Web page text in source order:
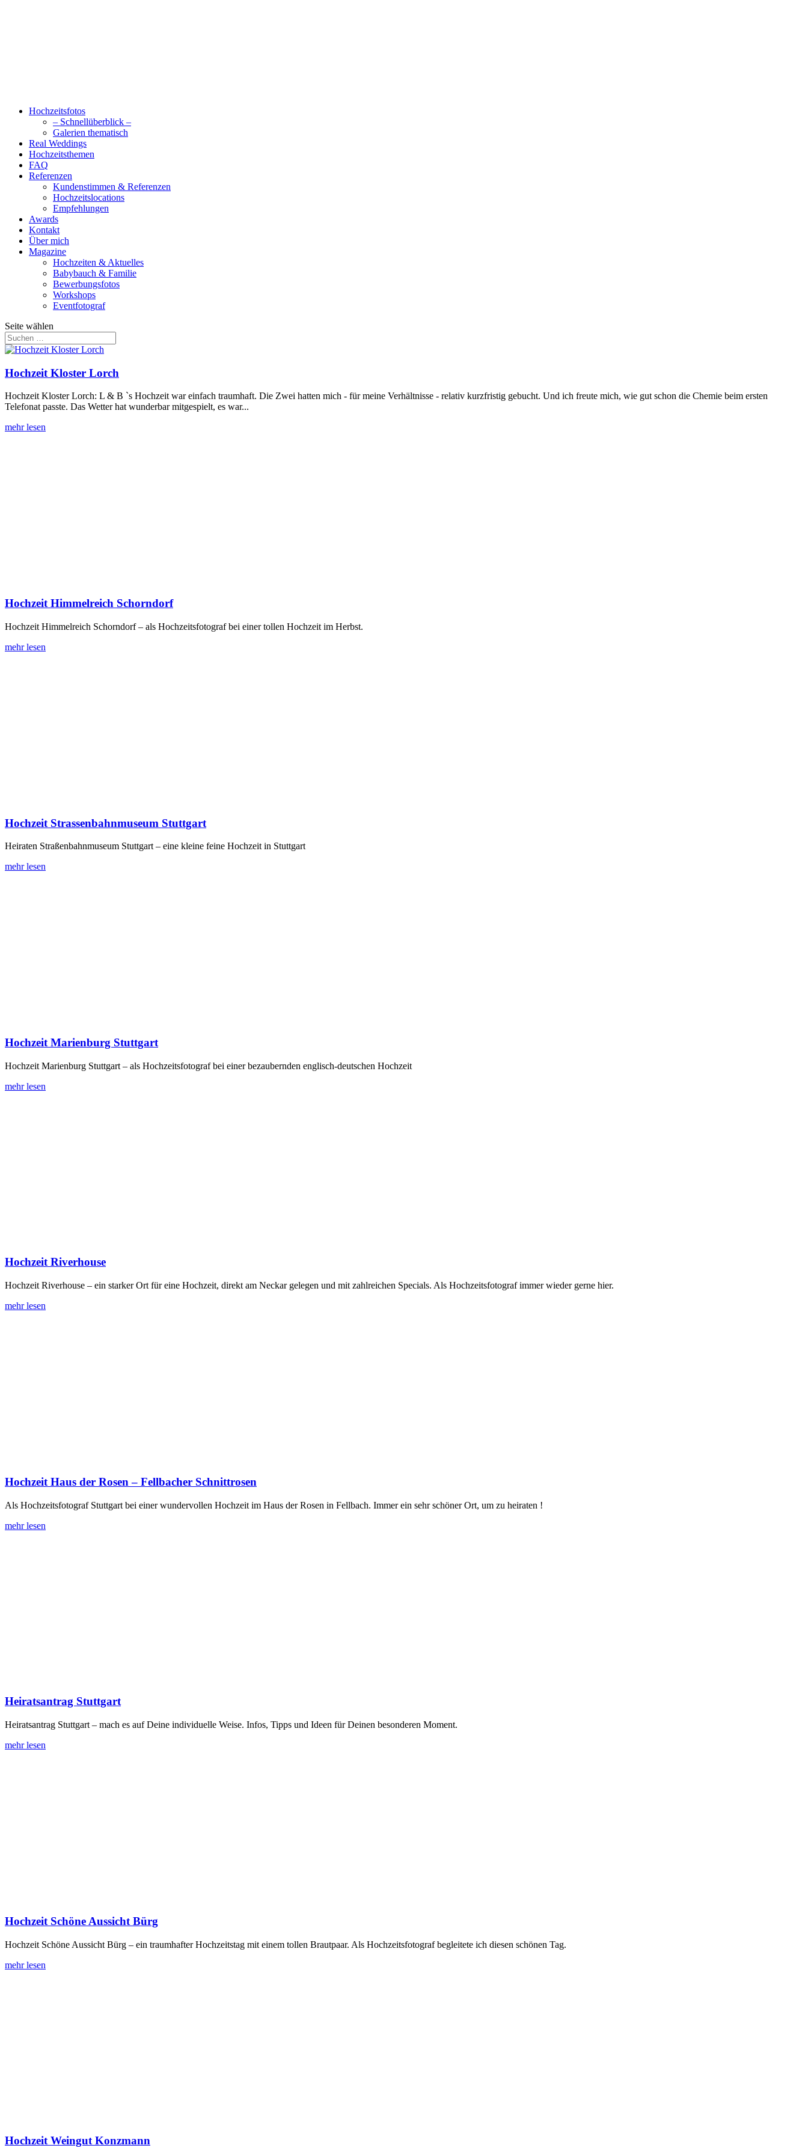
Hochzeitsfotos
– Schnellüberblick –
Galerien thematisch
Real Weddings
Hochzeitsthemen
FAQ
Referenzen
Kundenstimmen & Referenzen
Hochzeitslocations
Empfehlungen
Awards
Kontakt
Über mich
Magazine
Hochzeiten & Aktuelles
Babybauch & Familie
Bewerbungsfotos
Workshops
Eventfotograf
Seite wählen
Hochzeit Kloster Lorch
Hochzeit Kloster Lorch: L & B `s Hochzeit war einfach traumhaft. Die Zwei hatten mich - für meine Verhältnisse - relativ kurzfristig gebucht. Und ich freute mich, wie gut schon die Chemie beim ersten
Telefonat passte. Das Wetter hat wunderbar mitgespielt, es war...
mehr lesen
Hochzeit Himmelreich Schorndorf
Hochzeit Himmelreich Schorndorf – als Hochzeitsfotograf bei einer tollen Hochzeit im Herbst.
mehr lesen
Hochzeit Strassenbahnmuseum Stuttgart
Heiraten Straßenbahnmuseum Stuttgart – eine kleine feine Hochzeit in Stuttgart
mehr lesen
Hochzeit Marienburg Stuttgart
Hochzeit Marienburg Stuttgart – als Hochzeitsfotograf bei einer bezaubernden englisch-deutschen Hochzeit
mehr lesen
Hochzeit Riverhouse
Hochzeit Riverhouse – ein starker Ort für eine Hochzeit, direkt am Neckar gelegen und mit zahlreichen Specials. Als Hochzeitsfotograf immer wieder gerne hier.
mehr lesen
Hochzeit Haus der Rosen – Fellbacher Schnittrosen
Als Hochzeitsfotograf Stuttgart bei einer wundervollen Hochzeit im Haus der Rosen in Fellbach. Immer ein sehr schöner Ort, um zu heiraten !
mehr lesen
Heiratsantrag Stuttgart
Heiratsantrag Stuttgart – mach es auf Deine individuelle Weise. Infos, Tipps und Ideen für Deinen besonderen Moment.
mehr lesen
Hochzeit Schöne Aussicht Bürg
Hochzeit Schöne Aussicht Bürg – ein traumhafter Hochzeitstag mit einem tollen Brautpaar. Als Hochzeitsfotograf begleitete ich diesen schönen Tag.
mehr lesen
Hochzeit Weingut Konzmann